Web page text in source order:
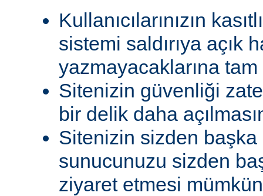
Kullanıcılarınızın
sistemi saldırıya açık
yazmayacaklarına
Sitenizin güvenliği
bir delik daha
Sitenizin sizden başka
sunucunuzu sizden
ziyaret etmesi